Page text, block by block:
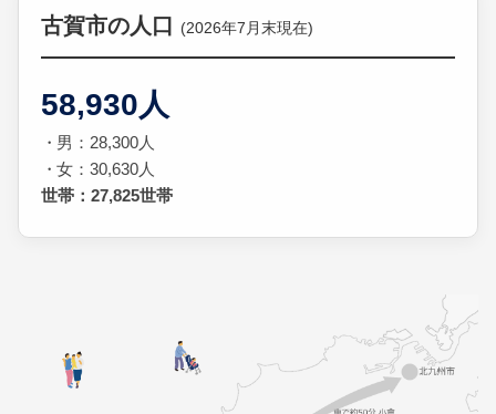
古賀市の人口 (2026年7月末現在)
58,930人
男：28,300人
女：30,630人
世帯：27,825世帯